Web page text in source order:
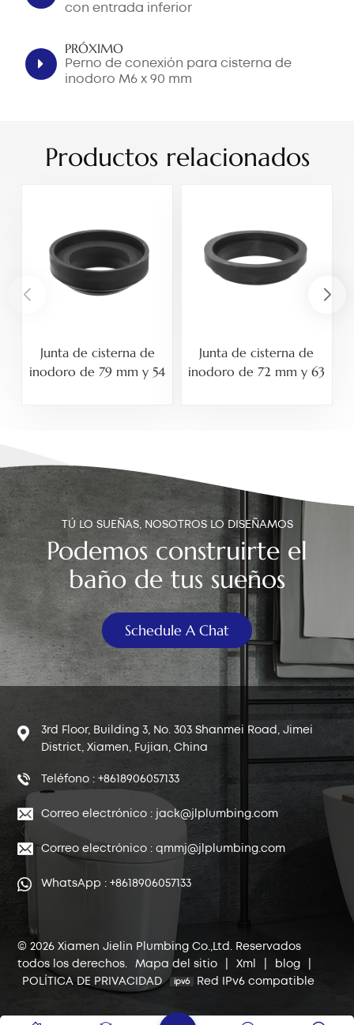
con entrada inferior
PRÓXIMO
Perno de conexión para cisterna de
inodoro M6 x 90 mm
Productos relacionados
Junta de cisterna de
inodoro de 79 mm y 54
Junta de cisterna de
inodoro de 72 mm y 63
TÚ LO SUEÑAS, NOSOTROS LO DISEÑAMOS
Podemos construirte el
baño de tus sueños
Schedule A Chat
3rd Floor, Building 3, No. 303 Shanmei Road, Jimei
District, Xiamen, Fujian, China
Teléfono : +8618906057133
Correo electrónico : jack@jlplumbing.com
Correo electrónico : qmmj@jlplumbing.com
WhatsApp : +8618906057133
© 2026 Xiamen Jielin Plumbing Co.,Ltd. Reservados
todos los derechos.
Mapa del sitio Xml blog
POLÍTICA DE PRIVACIDAD
Red IPv6 compatible